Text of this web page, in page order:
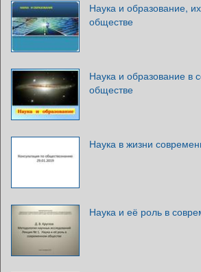
Наука и образование,
обществе
Наука и образование в
обществе
Наука в жизни
Наука и её роль в